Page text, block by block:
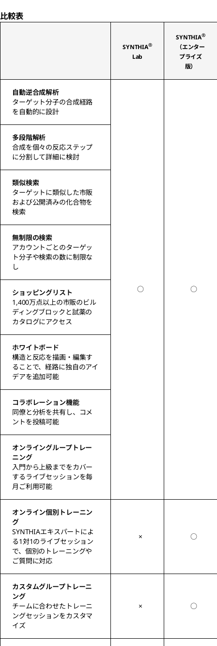
比較表
SYNTHIA®
Lab
SYNTHIA®
（エンター
プライズ
版）
自動逆合成解析
ターゲット分子の合成経路
を自動的に設計
○ ○
多段階解析
合成を個々の反応ステップ
に分割して詳細に検討
類似検索
ターゲットに類似した市販
および公開済みの化合物を
検索
無制限の検索
アカウントごとのターゲッ
ト分子や検索の数に制限な
し
ショッピングリスト
1,400万点以上の市販のビル
ディングブロックと試薬の
カタログにアクセス
ホワイトボード
構造と反応を描画・編集す
ることで、経路に独自のアイ
デアを追加可能
コラボレーション機能
同僚と分析を共有し、コメ
ントを投稿可能
オンライングループトレー
ニング
入門から上級までをカバー
するライブセッションを毎
月ご利用可能
オンライン個別トレーニン
グ
SYNTHIAエキスパートによ
る1対1のライブセッション
で、個別のトレーニングや
ご質問に対応
× ○
カスタムグループトレーニ
ング
チームに合わせたトレーニ
ングセッションをカスタマ
イズ
× ○